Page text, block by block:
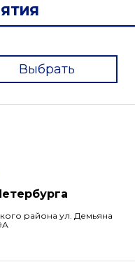
Выбрать
района ул. Демьяна